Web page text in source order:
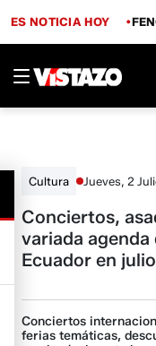
ES NOTICIA HOY
Cultura Jueves, 2
Conciertos,
variada
Ecuador en julio
Conciertos
ferias temáticas,